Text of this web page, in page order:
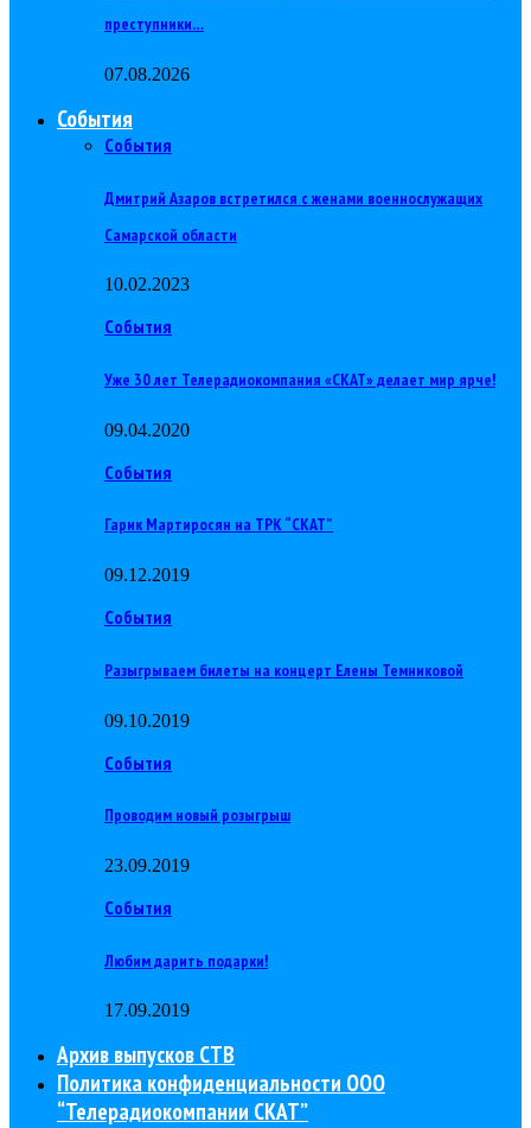
преступники…
07.08.2026
События
События
Дмитрий Азаров встретился с женами военнослужащих
Самарской области
10.02.2023
События
Уже 30 лет Телерадиокомпания «СКАТ» делает мир ярче!
09.04.2020
События
Гарик Мартиросян на ТРК “СКАТ”
09.12.2019
События
Разыгрываем билеты на концерт Елены Темниковой
09.10.2019
События
Проводим новый розыгрыш
23.09.2019
События
Любим дарить подарки!
17.09.2019
Архив выпусков СТВ
Политика конфиденциальности ООО
“Телерадиокомпании СКАТ”